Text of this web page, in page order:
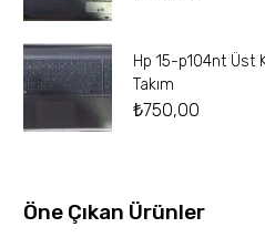
Hp 15-p104nt Üst
Takım
₺750,00
Öne Çıkan Ürünler